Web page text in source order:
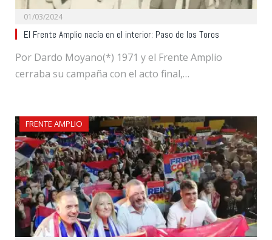
01/03/2024
El Frente Amplio nacía en el interior: Paso de los Toros
Por Dardo Moyano(*) 1971 y el Frente Amplio
cerraba su campaña con el acto final,…
FRENTE AMPLIO